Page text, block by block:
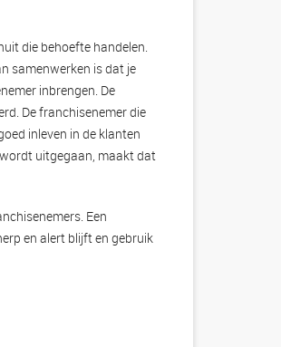
die behoefte handelen.
samenwerken is dat je
inbrengen. De
De franchisenemer die
inleven in de klanten
wordt uitgegaan, maakt dat
Een
en alert blijft en gebruik